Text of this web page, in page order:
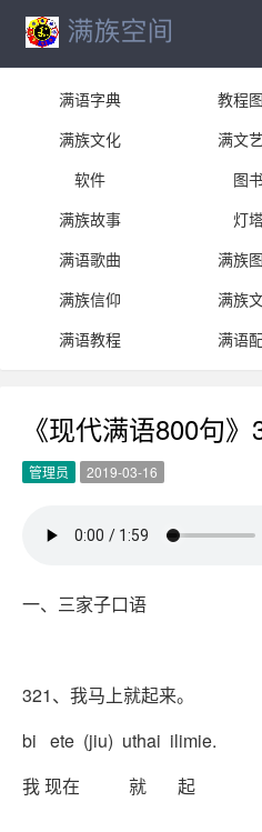
满语字典 教程
满族文化
满文
软件
图
满族故事
灯
满语歌曲
满族
满族信仰
满族
满语教程
满语
《现代满语800句
管理员 2019-03-16
一、三家子口语
321、我马上就起来。
bi ete (jiu) uthai ilimie.
我 现在 就 起